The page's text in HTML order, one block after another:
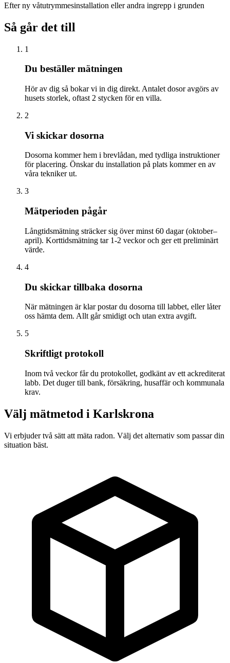
Efter ny våtutrymmesinstallation eller andra ingrepp i grunden
Så går det till
1
Du beställer mätningen
Hör av dig så bokar vi in dig direkt. Antalet dosor avgörs av
husets storlek, oftast 2 stycken för en villa.
2
Vi skickar dosorna
Dosorna kommer hem i brevlådan, med tydliga instruktioner
för placering. Önskar du installation på plats kommer en av
våra tekniker ut.
3
Mätperioden pågår
Långtidsmätning sträcker sig över minst 60 dagar (oktober–
april). Korttidsmätning tar 1-2 veckor och ger ett preliminärt
värde.
4
Du skickar tillbaka dosorna
När mätningen är klar postar du dosorna till labbet, eller låter
oss hämta dem. Allt går smidigt och utan extra avgift.
5
Skriftligt protokoll
Inom två veckor får du protokollet, godkänt av ett ackrediterat
labb. Det duger till bank, försäkring, husaffär och kommunala
krav.
Välj mätmetod i Karlskrona
Vi erbjuder två sätt att mäta radon. Välj det alternativ som passar din
situation bäst.